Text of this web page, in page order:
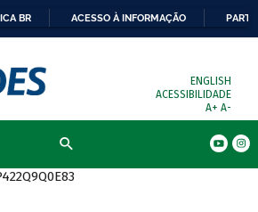
BR ACESSO À INFORMAÇÃO
ENGLISH
ACESSIBILIDADE
A+ A-